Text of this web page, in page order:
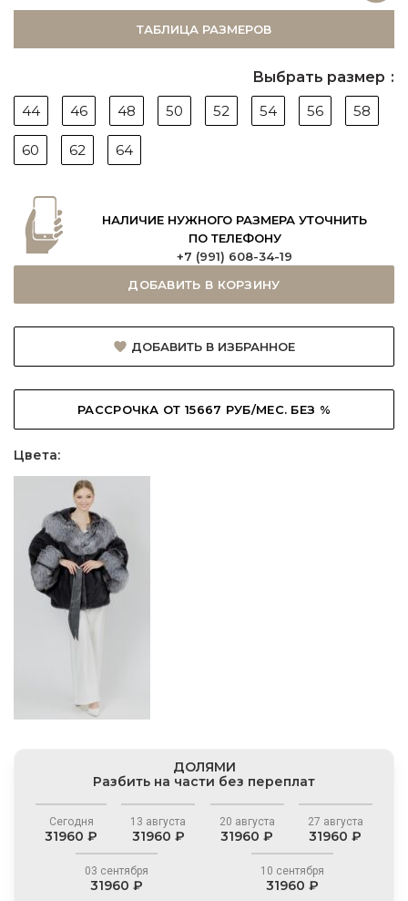
ТАБЛИЦА РАЗМЕРОВ
Выбрать размер
44
46 48 50 52 54 56 58
60 62 64
НАЛИЧИЕ НУЖНОГО РАЗМЕРА УТОЧНИТЬ
ПО ТЕЛЕФОНУ
+7 (991) 608-34-19
ДОБАВИТЬ В КОРЗИНУ
ДОБАВИТЬ В ИЗБРАННОЕ
РАССРОЧКА ОТ 15667 РУБ/МЕС. БЕЗ %
Цвета:
ДОЛЯМИ
Разбить на части без переплат
Сегодня
31960 ₽
13 августа
31960 ₽
20 августа
31960 ₽
27 августа
31960 ₽
03 сентября
31960 ₽
10 сентября
31960 ₽